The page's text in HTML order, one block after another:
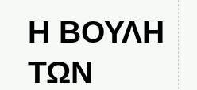
Η ΒΟΥΛΗ
ΤΩΝ